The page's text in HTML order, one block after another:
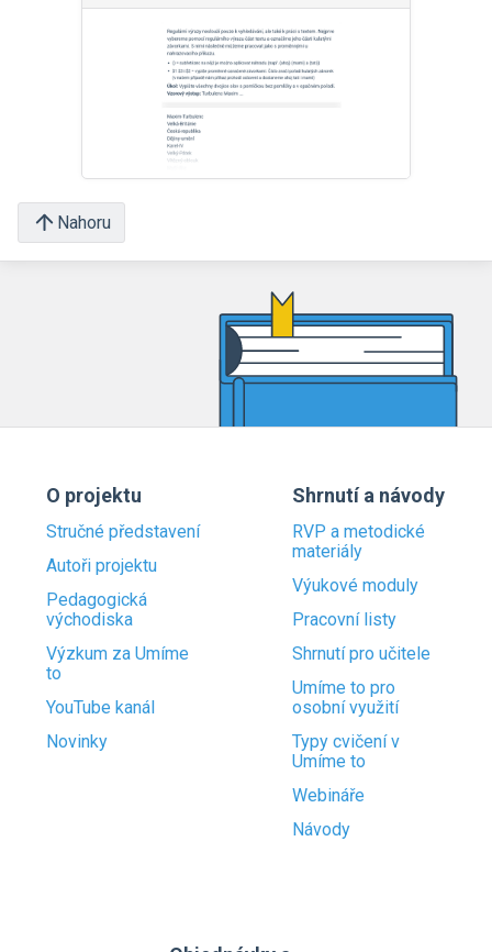
Nahoru
O projektu
Stručné představení
Autoři projektu
Pedagogická
východiska
Výzkum za Umíme
to
YouTube kanál
Novinky
Shrnutí a návody
RVP a metodické
materiály
Výukové moduly
Pracovní listy
Shrnutí pro učitele
Umíme to pro
osobní využití
Typy cvičení v
Umíme to
Webináře
Návody